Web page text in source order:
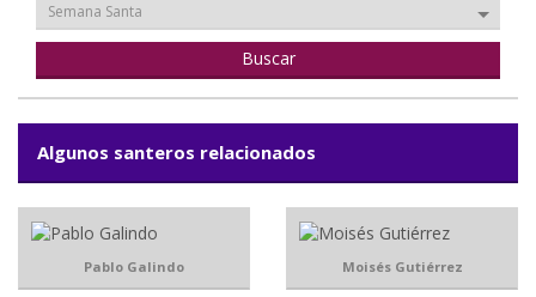
Semana Santa
Algunos santeros relacionados
Pablo Galindo Moisés Gutiérrez